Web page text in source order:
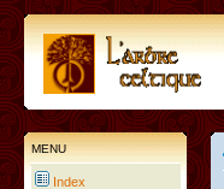
MENU
Index